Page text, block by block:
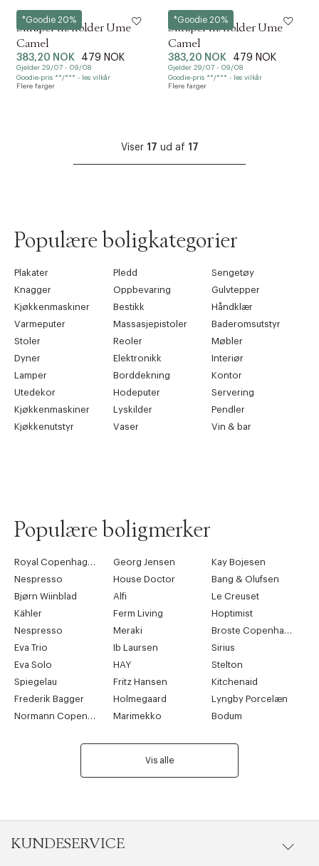
*Goodie 20%
Zone
Skraper m. holder Ume
Camel
383,20 NOK 479 NOK
Gjelder 29/07 - 09/08
Goodie-pris **/*** - les vilkår
Flere farger
*Goodie 20%
Zone
Skraper m. holder Ume
Camel
383,20 NOK 479 NOK
Gjelder 29/07 - 09/08
Goodie-pris **/*** - les vilkår
Flere farger
Viser 17 ud af 17
Populære boligkategorier
Plakater Pledd
Sengetøy
Knagger
Oppbevaring
Gulvtepper
Kjøkkenmaskiner
Bestikk
Håndklær
Varmeputer
Massasjepistoler
Baderomsutstyr
Stoler
Reoler
Møbler
Dyner
Elektronikk
Interiør
Lamper
Borddekning
Kontor
Utedekor
Hodeputer
Servering
Kjøkkenmaskiner
Lyskilder
Pendler
Kjøkkenutstyr
Vaser Vin & bar
Populære boligmerker
Royal Copenhagen Georg Jensen
Kay Bojesen
Nespresso
House Doctor
Bang & Olufsen
Bjørn Wiinblad
Alfi
Le Creuset
Kähler
Ferm Living
Hoptimist
Nespresso
Meraki
Broste Copenhagen
Eva Trio
Ib Laursen
Sirius
Eva Solo
HAY
Stelton
Spiegelau
Fritz Hansen
Kitchenaid
Frederik Bagger
Holmegaard
Lyngby Porcelæn
Normann Copenhagen
Marimekko Bodum
Vis alle
KUNDESERVICE